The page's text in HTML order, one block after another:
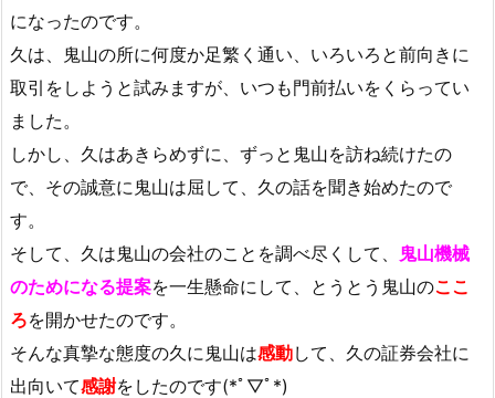
になったのです。
久は、鬼山の所に何度か足繁く通い、いろいろと前向きに
取引をしようと試みますが、いつも門前払いをくらってい
ました。
しかし、久はあきらめずに、ずっと鬼山を訪ね続けたの
で、その誠意に鬼山は屈して、久の話を聞き始めたので
す。
そして、久は鬼山の会社のことを調べ尽くして、 鬼山機械
のためになる提案を一生懸命にして、とうとう鬼山のここ
ろを開かせたのです。
そんな真摯な態度の久に鬼山は感動して、久の証券会社に
出向いて感謝をしたのです(*ﾟ▽ﾟ*)